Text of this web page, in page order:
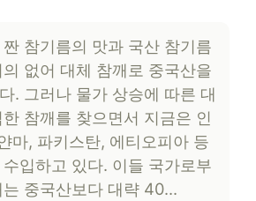
참기름의 맛과 국산 참기름
없어 대체 참깨로 중국산을
. 그러나 물가 상승에 따른 대
참깨를 찾으면서 지금은 인
마, 파키스탄, 에티오피아 등
입하고 있다. 이들 국가로부
는 중국산보다 대략 40…